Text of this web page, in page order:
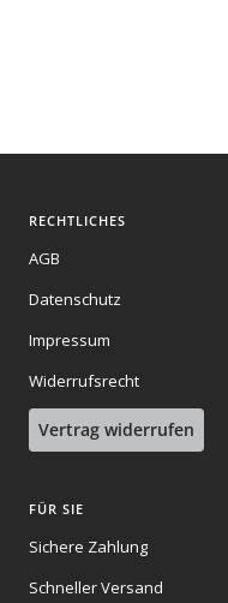
RECHTLICHES
AGB
Datenschutz
Impressum
Widerrufsrecht
Vertrag widerrufen
FÜR SIE
Sichere Zahlung
Schneller Versand